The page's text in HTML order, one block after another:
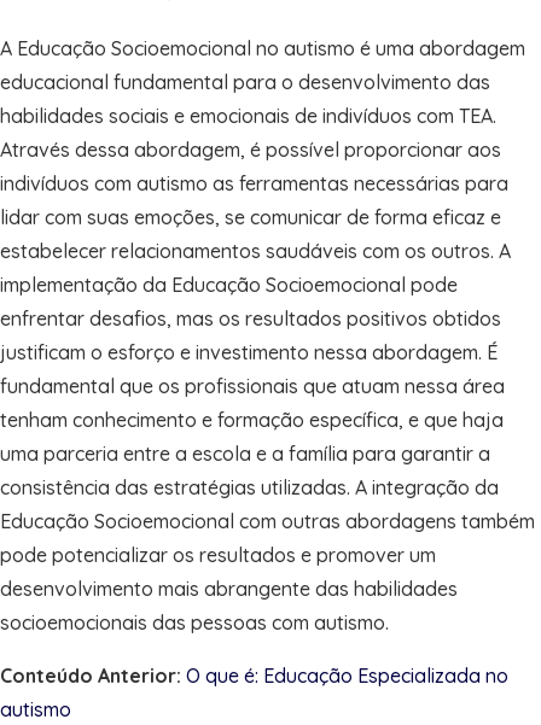
A Educação Socioemocional no autismo é uma abordagem
educacional fundamental para o desenvolvimento das
habilidades sociais e emocionais de indivíduos com TEA.
Através dessa abordagem, é possível proporcionar aos
indivíduos com autismo as ferramentas necessárias para
lidar com suas emoções, se comunicar de forma eficaz e
estabelecer relacionamentos saudáveis com os outros. A
implementação da Educação Socioemocional pode
enfrentar desafios, mas os resultados positivos obtidos
justificam o esforço e investimento nessa abordagem. É
fundamental que os profissionais que atuam nessa área
tenham conhecimento e formação específica, e que haja
uma parceria entre a escola e a família para garantir a
consistência das estratégias utilizadas. A integração da
Educação Socioemocional com outras abordagens também
pode potencializar os resultados e promover um
desenvolvimento mais abrangente das habilidades
socioemocionais das pessoas com autismo.
Conteúdo Anterior: O que é: Educação Especializada no
autismo